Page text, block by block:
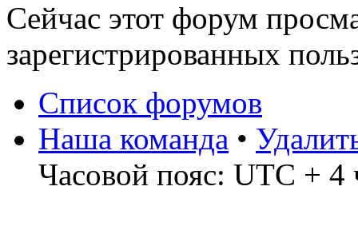
Сейчас этот форум
зарегистрированных
Список форумов
Наша команда •
Часовой пояс: UTC + 4